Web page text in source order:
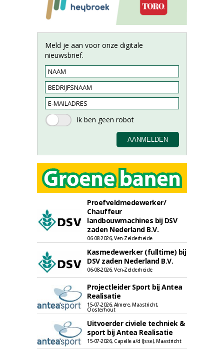
Meld je aan voor onze digitale
nieuwsbrief.
Proefveldmedewerker/
Chauffeur
landbouwmachines bij DSV
zaden Nederland B.V.
06-08-2026, Ven-Zelderheide
Kasmedewerker (fulltime) bij
DSV zaden Nederland B.V.
06-08-2026, Ven-Zelderheide
Projectleider Sport bij Antea
Realisatie
15-07-2026, Almere, Maastricht,
Oosterhout
Uitvoerder civiele techniek &
sport bij Antea Realisatie
15-07-2026, Capelle a/d IJssel, Maastricht